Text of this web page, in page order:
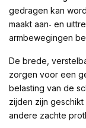
gedragen kan
maakt aan‑ en
armbewegingen
De brede,
zorgen voor een
belasting van de
zijden zijn
andere zachte